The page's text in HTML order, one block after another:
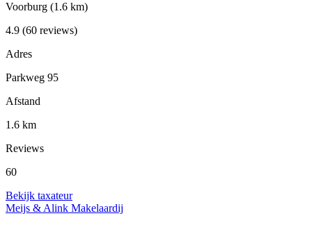
Voorburg (1.6 km)
4.9 (60 reviews)
Adres
Parkweg 95
Afstand
1.6 km
Reviews
60
Bekijk taxateur
Meijs & Alink Makelaardij